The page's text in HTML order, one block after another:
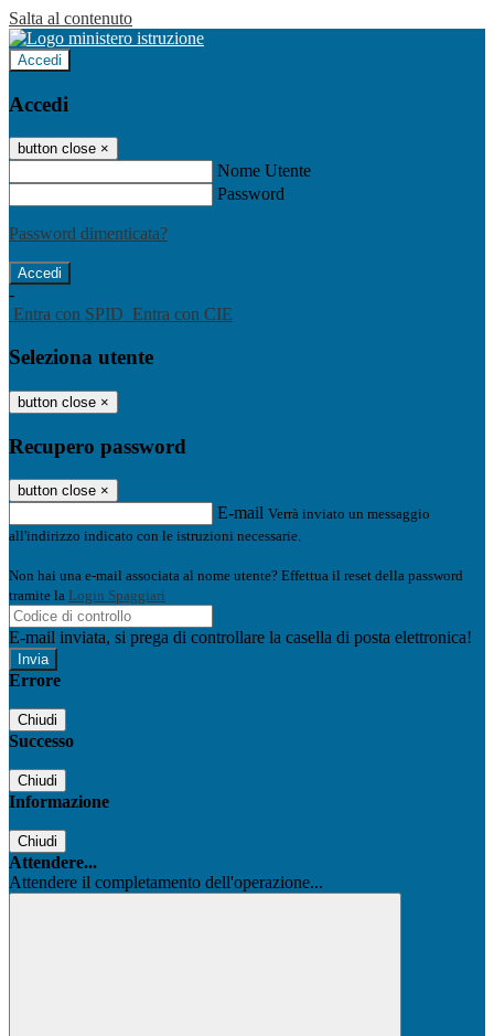
Salta al contenuto
Accedi
Accedi
button close ×
Nome Utente
Password
Password dimenticata?
-
Entra con SPID Entra con CIE
Seleziona utente
button close ×
Recupero password
button close ×
E-mail Verrà inviato un messaggio
all'indirizzo indicato con le istruzioni necessarie.
Non hai una e-mail associata al nome utente? Effettua il reset della password
tramite la Login Spaggiari
E-mail inviata, si prega di controllare la casella di posta elettronica!
Errore
Chiudi
Successo
Chiudi
Informazione
Chiudi
Attendere...
Attendere il completamento dell'operazione...